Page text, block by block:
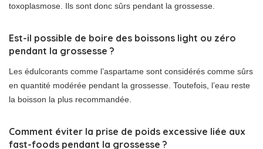
toxoplasmose. Ils sont donc sûrs pendant la grossesse.
Est-il possible de boire des boissons light ou zéro
pendant la grossesse ?
Les édulcorants comme l’aspartame sont considérés comme sûrs
en quantité modérée pendant la grossesse. Toutefois, l’eau reste
la boisson la plus recommandée.
Comment éviter la prise de poids excessive liée aux
fast-foods pendant la grossesse ?